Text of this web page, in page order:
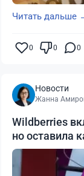
Читать дальше
0 0 0
Новости
Жанна
Wildberries
но оставила